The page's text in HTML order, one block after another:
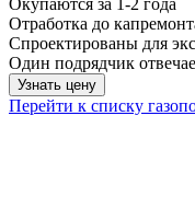
Окупаются за 1-2 года
Отработка до
Спроектированы для
Один подрядчик
Узнать цену
Перейти к списку